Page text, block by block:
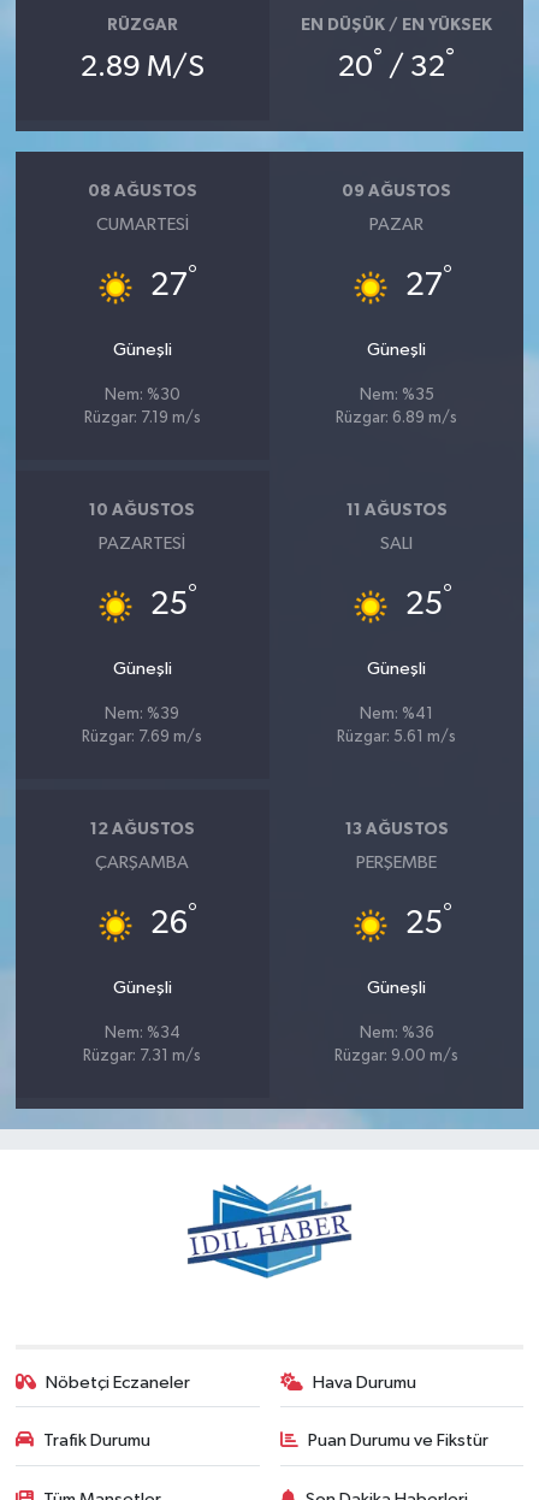
RÜZGAR
2.89 M/S
EN DÜŞÜK / EN YÜKSEK
20° / 32°
08 AĞUSTOS
CUMARTESI
27°
Güneşli
Nem: %30
Rüzgar: 7.19 m/s
09 AĞUSTOS
PAZAR
27°
Güneşli
Nem: %35
Rüzgar: 6.89 m/s
10 AĞUSTOS
PAZARTESI
25°
Güneşli
Nem: %39
Rüzgar: 7.69 m/s
11 AĞUSTOS
SALI
25°
Güneşli
Nem: %41
Rüzgar: 5.61 m/s
12 AĞUSTOS
ÇARŞAMBA
26°
Güneşli
Nem: %34
Rüzgar: 7.31 m/s
13 AĞUSTOS
PERŞEMBE
25°
Güneşli
Nem: %36
Rüzgar: 9.00 m/s
Nöbetçi Eczaneler Hava Durumu
Trafik Durumu Puan Durumu ve Fikstür